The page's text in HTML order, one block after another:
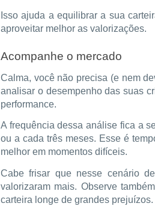
Isso ajuda a equilibrar a sua
aproveitar melhor as valorizações.
Acompanhe o mercado
Calma, você não precisa (e nem
analisar o desempenho das suas
performance.
A frequência dessa análise fica a
ou a cada três meses. Esse é
melhor em momentos difíceis.
Cabe frisar que nesse cenário
valorizaram mais. Observe
carteira longe de grandes prejuízos.